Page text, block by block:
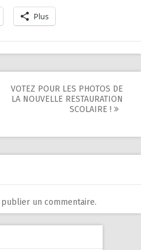
Plus
VOTEZ POUR LES PHOTOS DE
LA NOUVELLE RESTAURATION
SCOLAIRE !
un commentaire.